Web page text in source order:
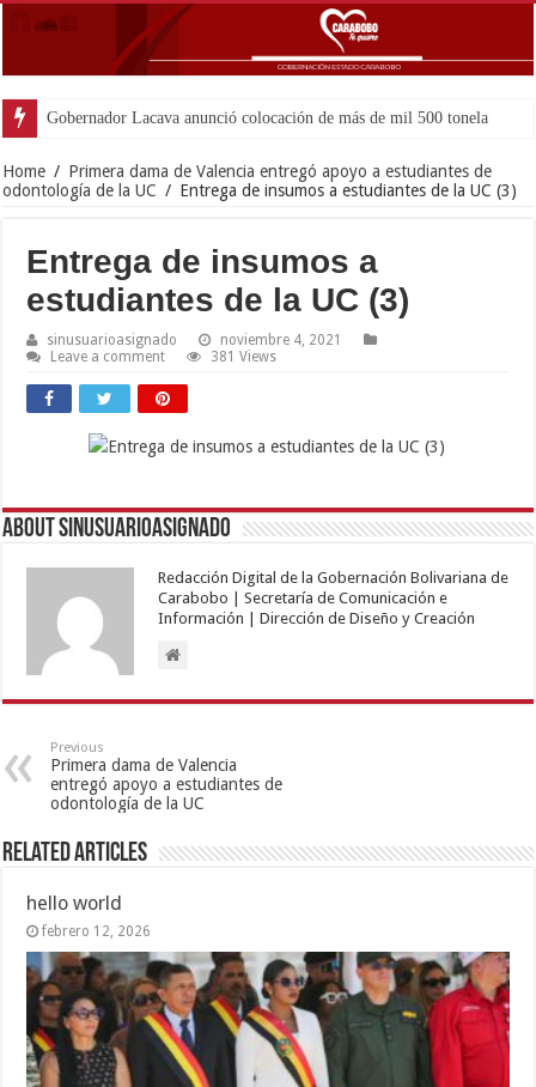
Home / Primera dama de Valencia entregó apoyo a estudiantes de
odontología de la UC / Entrega de insumos a estudiantes de la UC (3)
Entrega de insumos a
estudiantes de la UC (3)
sinusuarioasignado
noviembre 4, 2021
Leave a comment
381 Views
About sinusuarioasignado
Redacción Digital de la Gobernación Bolivariana de
Carabobo | Secretaría de Comunicación e
Información | Dirección de Diseño y Creación
Previous
Primera dama de Valencia
entregó apoyo a estudiantes de
odontología de la UC
Related Articles
hello world
febrero 12, 2026